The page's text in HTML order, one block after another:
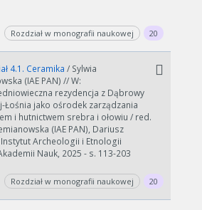
Rozdział w monografii naukowej 20
4.1. Ceramika / Sylwia
(IAE PAN) // W:
rezydencja z Dąbrowy
Łośnia jako ośrodek zarządzania
i hutnictwem srebra i ołowiu / red.
(IAE PAN), Dariusz
Instytut Archeologii i Etnologii
Nauk, 2025 - s. 113-203
Rozdział w monografii naukowej 20